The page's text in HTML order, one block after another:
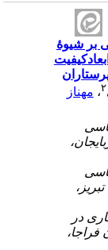
شیوۀ
،مهناز
در